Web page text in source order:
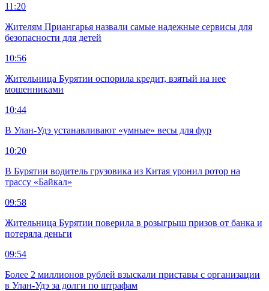
11:20
Жителям Приангарья назвали самые надежные сервисы для
безопасности для детей
10:56
Жительница Бурятии оспорила кредит, взятый на нее
мошенниками
10:44
В Улан-Удэ устанавливают «умные» весы для фур
10:20
В Бурятии водитель грузовика из Китая уронил ротор на
трассу «Байкал»
09:58
Жительница Бурятии поверила в розыгрыш призов от банка и
потеряла деньги
09:54
Более 2 миллионов рублей взыскали приставы с организации
в Улан-Удэ за долги по штрафам